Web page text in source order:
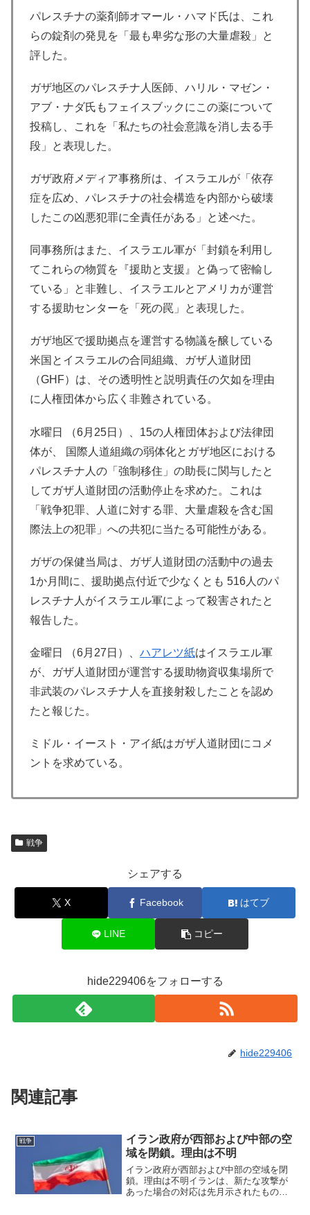
パレスチナの薬剤師オマール・ハマド氏は、これ
らの錠剤の発見を「最も卑劣な形の大量虐殺」と
評した。
ガザ地区のパレスチナ人医師、ハリル・マゼン・
アブ・ナダ氏もフェイスブックにこの薬について
投稿し、これを「私たちの社会意識を消し去る手
段」と表現した。
ガザ政府メディア事務所は、イスラエルが「依存
症を広め、パレスチナの社会構造を内部から破壊
したこの凶悪犯罪に全責任がある」と述べた。
同事務所はまた、イスラエル軍が「封鎖を利用し
てこれらの物質を『援助と支援』と偽って密輸し
ている」と非難し、イスラエルとアメリカが運営
する援助センターを「死の罠」と表現した。
ガザ地区で援助拠点を運営する物議を醸している
米国とイスラエルの合同組織、ガザ人道財団
（GHF）は、その透明性と説明責任の欠如を理由
に人権団体から広く非難されている。
水曜日 （6月25日）、15の人権団体および法律団
体が、 国際人道組織の弱体化とガザ地区における
パレスチナ人の「強制移住」の助長に関与したと
してガザ人道財団の活動停止を求めた。これは
「戦争犯罪、人道に対する罪、大量虐殺を含む国
際法上の犯罪」への共犯に当たる可能性がある。
ガザの保健当局は、ガザ人道財団の活動中の過去
1か月間に、援助拠点付近で少なくとも 516人のパ
レスチナ人がイスラエル軍によって殺害されたと
報告した。
金曜日 （6月27日）、 ハアレツ紙はイスラエル軍
が、ガザ人道財団が運営する援助物資収集場所で
非武装のパレスチナ人を直接射殺したことを認め
たと報じた。
ミドル・イースト・アイ紙はガザ人道財団にコメ
ントを求めている。
戦争
シェアする
X Facebook はてブ
LINE コピー
hide229406をフォローする
hide229406
関連記事
戦争
イラン政府が西部および中部の空
域を閉鎖。理由は不明
イラン政府が西部および中部の空域を閉
鎖。理由は不明イランは、新たな攻撃が
あった場合の対応は先月示されたものよ